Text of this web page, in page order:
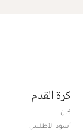
كرة القدم
كان
أسود الأطلس